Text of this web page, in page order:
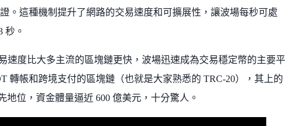
。這種機制提升了網路的交易速度和可擴展性，讓波場每秒可處
秒。
速度比大多主流的區塊鏈更快，波場迅速成為交易穩定幣的主要平
轉帳和跨境支付的區塊鏈（也就是大家熟悉的 TRC-20），其上的
位，資金體量逼近 600 億美元，十分驚人。